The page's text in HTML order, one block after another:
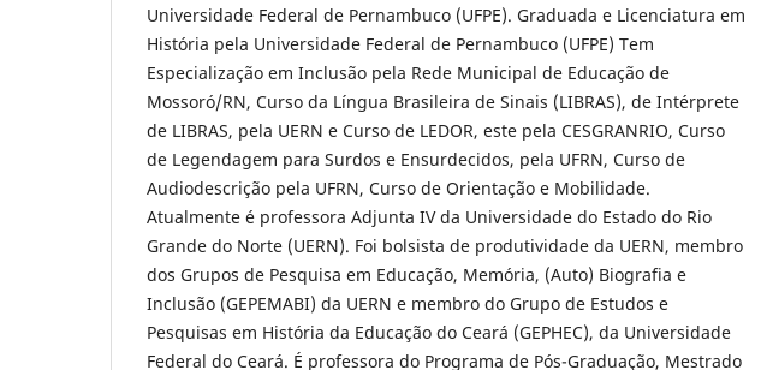
Universidade Federal de Pernambuco (UFPE). Graduada e Licenciatura em
História pela Universidade Federal de Pernambuco (UFPE) Tem
Especialização em Inclusão pela Rede Municipal de Educação de
Mossoró/RN, Curso da Língua Brasileira de Sinais (LIBRAS), de Intérprete
de LIBRAS, pela UERN e Curso de LEDOR, este pela CESGRANRIO, Curso
de Legendagem para Surdos e Ensurdecidos, pela UFRN, Curso de
Audiodescrição pela UFRN, Curso de Orientação e Mobilidade.
Atualmente é professora Adjunta IV da Universidade do Estado do Rio
Grande do Norte (UERN). Foi bolsista de produtividade da UERN, membro
dos Grupos de Pesquisa em Educação, Memória, (Auto) Biografia e
Inclusão (GEPEMABI) da UERN e membro do Grupo de Estudos e
Pesquisas em História da Educação do Ceará (GEPHEC), da Universidade
Federal do Ceará. É professora do Programa de Pós-Graduação, Mestrado